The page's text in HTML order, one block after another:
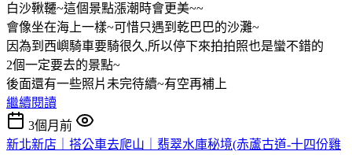
白沙鞦韆~這個景點漲潮時會更美~~
會像坐在海上一樣~可惜只遇到乾巴巴的沙灘~
因為到西嶼騎車要騎很久,所以停下來拍拍照也是蠻不錯的
2個一定要去的景點~
後面還有一些照片未完待續~有空再補上
繼續閱讀
3個月前
新北新店｜搭公車去爬山｜翡翠水庫秘境(赤蘆古道-十四份雞